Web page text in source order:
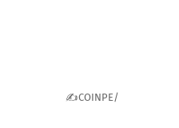
✍COINPE/